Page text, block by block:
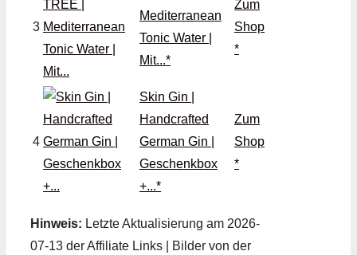
3
Mediterranean
Tonic Water |
Mit...*
Zum
Shop
*
4
Skin Gin |
Handcrafted
German Gin |
Geschenkbox
+...*
Zum
Shop
*
Hinweis: Letzte Aktualisierung am 2026-
07-13 der Affiliate Links | Bilder von der